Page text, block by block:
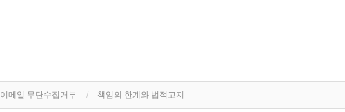
이메일 무단수집거부 책임의 한계와 법적고지